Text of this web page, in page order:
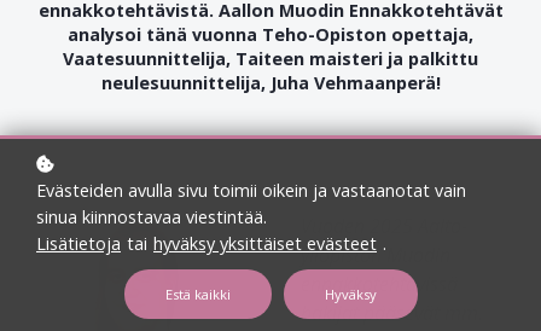
ennakkotehtävistä. Aallon Muodin Ennakkotehtävät
analysoi tänä vuonna Teho-Opiston opettaja,
Vaatesuunnittelija, Taiteen maisteri ja palkittu
neulesuunnittelija, Juha Vehmaanperä!
yliopiston Muodin
ennakkotehtävissä
hakijat pääsevät mm.
Evästeiden avulla sivu toimii oikein ja vastaanotat vain
sinua kiinnostavaa viestintää.
Lisätietoja tai hyväksy yksittäiset evästeet .
Estä kaikki Hyväksy